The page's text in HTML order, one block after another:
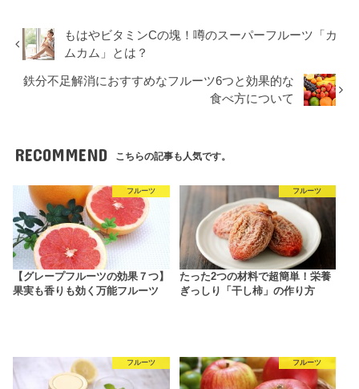
もはやビタミンCの塊！噂のスーパーフルーツ「カ
ムカム」とは？
鉄分不足解消におすすめなフルーツ6つと効果的な
食べ方について
RECOMMEND こちらの記事も人気です。
フルーツ
【グレープフルーツの効果７つ】
果実も香りも効く万能フルーツ
フルーツ
たった2つの材料で超簡単！栄養
ぎっしり「干し柿」の作り方
フルーツ フルーツ